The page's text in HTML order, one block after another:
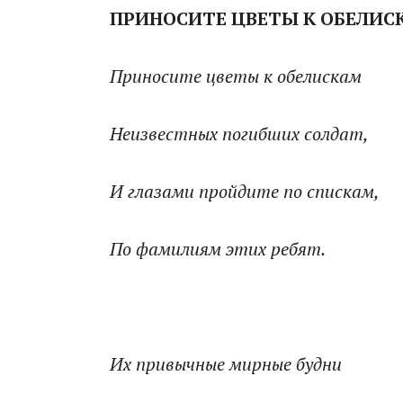
ПРИНОСИТЕ ЦВЕТЫ К
Приносите цветы к обелискам
Неизвестных погибших солдат,
И глазами пройдите по спискам,
По фамилиям этих ребят.
Их привычные мирные будни